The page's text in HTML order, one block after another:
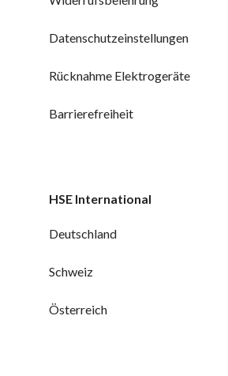
Datenschutzeinstellungen
Rücknahme Elektrogeräte
Barrierefreiheit
HSE International
Deutschland
Schweiz
Österreich